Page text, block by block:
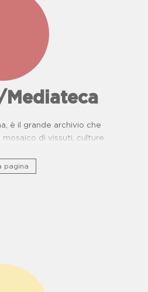
è il grande archivio che
di vissuti, culture
pagina